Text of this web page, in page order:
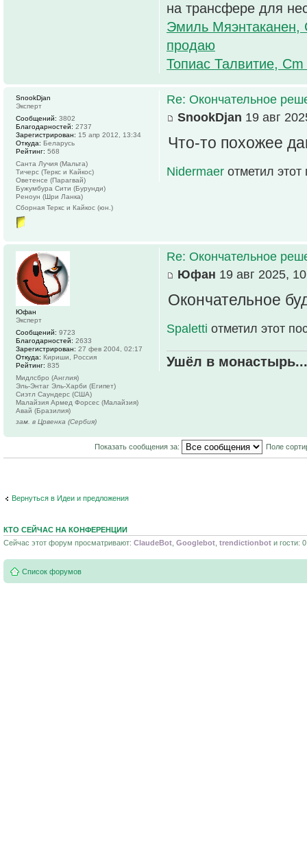
на трансфере для
Эмиль
продаю
Топиас Талвитие,
Re: Окончательное
SnookDjan 19 авг
Что-то похожее
Nidermaer отметил
SnookDjan
Эксперт
Сообщений: 3802
Благодарностей: 2737
Зарегистрирован: 15 апр 2012, 13:34
Откуда: Беларусь
Рейтинг: 568
Санта Лучия (Мальта)
Тичерс (Теркс и Кайкос)
Оветенсе (Парагвай)
Бужумбура Сити (Бурунди)
Реноун (Шри Ланка)
Сборная Теркс и Кайкос (юн.)
Re: Окончательное
Юфан 19 авг 2025,
Окончательное
Spaletti отметил этот
Ушёл в монастырь...
Юфан
Эксперт
Сообщений: 9723
Благодарностей: 2633
Зарегистрирован: 27 фев 2004, 02:17
Откуда: Кириши, Россия
Рейтинг: 835
Мидлсбро (Англия)
Эль-Энтаг Эль-Харби (Египет)
Сиэтл Саундерс (США)
Малайзия Армед Форсес (Малайзия)
Авай (Бразилия)
зам. в Црвенка (Сербия)
Показать сообщения за: Поле
Вернуться в Идеи и предложения
КТО СЕЙЧАС НА КОНФЕРЕНЦИИ
Сейчас этот форум просматривают: ClaudeBot Googlebot trendictionbot и гости: 0
Список форумов